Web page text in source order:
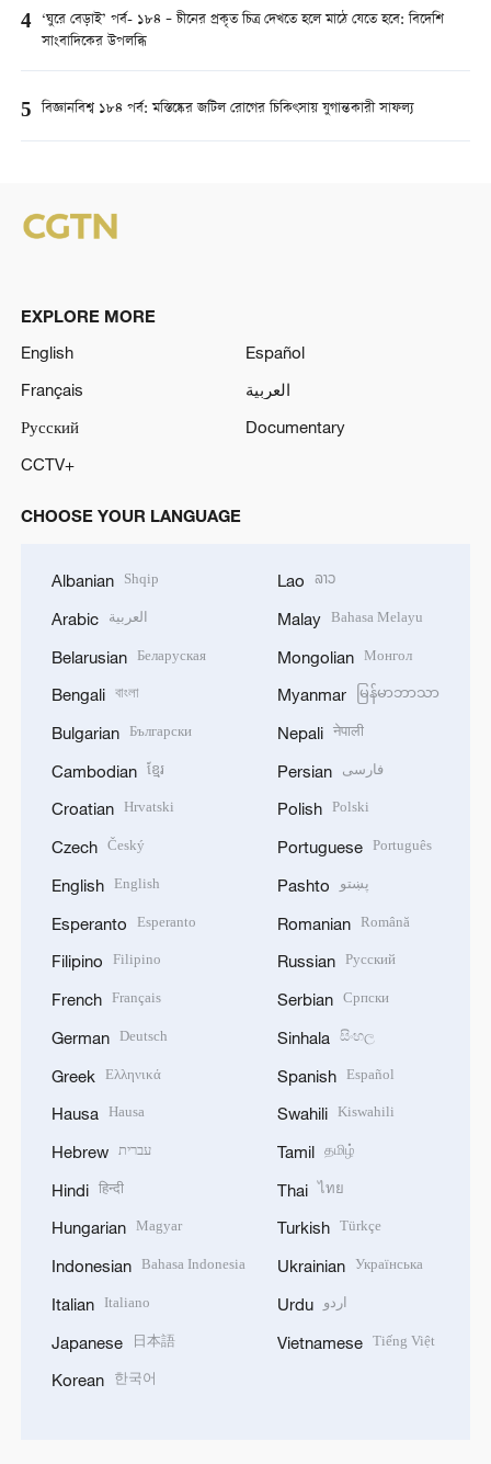
4 ‘ঘুরে বেড়াই’ পর্ব- ১৮৪ – চীনের প্রকৃত চিত্র দেখতে হলে মাঠে যেতে হবে: বিদেশি
সাংবাদিকের উপলব্ধি
5 বিজ্ঞানবিশ্ব ১৮৪ পর্ব: মস্তিষ্কের জটিল রোগের চিকিৎসায় যুগান্তকারী সাফল্য
EXPLORE MORE
English
Español
Français
العربية
Русский
Documentary
CCTV+
CHOOSE YOUR LANGUAGE
Albanian Shqip
Arabic العربية
Belarusian Беларуская
Bengali বাংলা
Bulgarian Български
Cambodian ខ្មែរ
Croatian Hrvatski
Czech Český
English English
Esperanto Esperanto
Filipino Filipino
French Français
German Deutsch
Greek Ελληνικά
Hausa Hausa
Hebrew עברית
Hindi हिन्दी
Hungarian Magyar
Indonesian Bahasa Indonesia
Italian Italiano
Japanese 日本語
Korean 한국어
Lao ລາວ
Malay Bahasa Melayu
Mongolian Монгол
Myanmar မြန်မာဘာသာ
Nepali नेपाली
Persian فارسی
Polish Polski
Portuguese Português
Pashto پښتو
Romanian Română
Russian Русский
Serbian Српски
Sinhala සිංහල
Spanish Español
Swahili Kiswahili
Tamil தமிழ்
Thai ไทย
Turkish Türkçe
Ukrainian Українська
Urdu اردو
Vietnamese Tiếng Việt